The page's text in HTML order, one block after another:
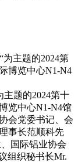
为主题的2024第
博览中心N1-N4
题的2024第十
览中心N1-N4馆
会党委书记、会
事长范顺科先
国际铝业协会
组织秘书长Mr.